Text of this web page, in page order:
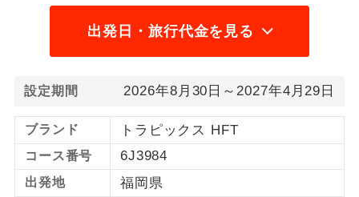
出発日・旅行代金を見る
設定期間 2026年8月30日～2027年4月29日
ブランド トラピックス HFT
コース番号 6J3984
出発地 福岡県
おひとり様参
スです。
金
コースです。
ご夫婦限定
ご夫婦限定でご参加いただけるコースで
す。
女性限定
女性限定でご参加いただけるコースで
す。